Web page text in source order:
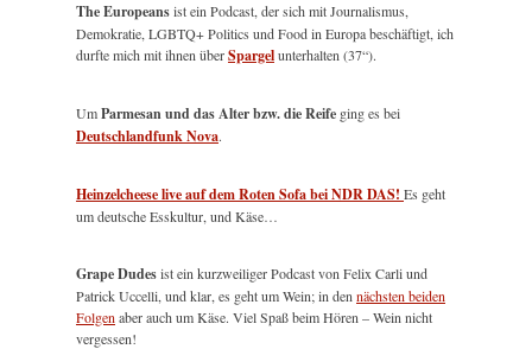
The Europeansist ein Podcast, der sich mit Journalismus,
Demokratie, LGBTQ+ Politics und Food in Europa beschäftigt, ich
durfte mich mit ihnen überSpargelunterhalten (37“).
UmParmesan und das Alter bzw. die Reife ging es bei
Deutschlandfunk Nova.
Heinzelcheese live auf dem Roten Sofa bei NDR DAS! Es geht
um deutsche Esskultur, und Käse…
Grape Dudesist ein kurzweiliger Podcast von Felix Carli und
Patrick Uccelli, und klar, es geht um Wein; in den nächsten beiden
Folgen aber auch um Käse. Viel Spaß beim Hören – Wein nicht
vergessen!